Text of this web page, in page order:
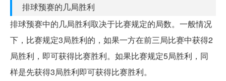
排球预赛的几局胜利
排球预赛中的几局胜利取决于比赛规定的局数。一般情况
下，比赛规定3局胜利的，如果一方在前三局比赛中获得2
局胜利，即可获得比赛胜利。如果比赛规定5局胜利，同
样是先获得3局胜利即可获得比赛胜利。